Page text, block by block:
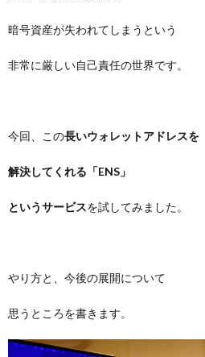
暗号資産が失われてしまうという
非常に厳しい自己責任の世界です。
今回、この長いウォレットアドレスを
解決してくれる「ENS」
というサービスを試してみました。
やり方と、今後の展開について
思うところを書きます。